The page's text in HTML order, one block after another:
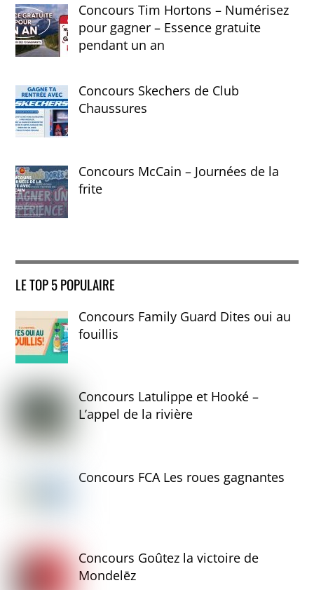
Concours Tim Hortons – Numérisez
pour gagner – Essence gratuite
pendant un an
Concours Skechers de Club
Chaussures
Concours McCain – Journées de la
frite
LE TOP 5 POPULAIRE
Concours Family Guard Dites oui au
fouillis
Concours Latulippe et Hooké –
L’appel de la rivière
Concours FCA Les roues gagnantes
Concours Goûtez la victoire de
Mondelēz